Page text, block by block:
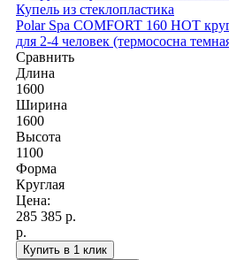
Купель из стеклопластика
Polar Spa COMFORT 160 HOT
для 2-4 человек (термососна
Сравнить
Длина
1600
Ширина
1600
Высота
1100
Форма
Круглая
Цена:
285 385 р.
р.
Купить в 1 клик